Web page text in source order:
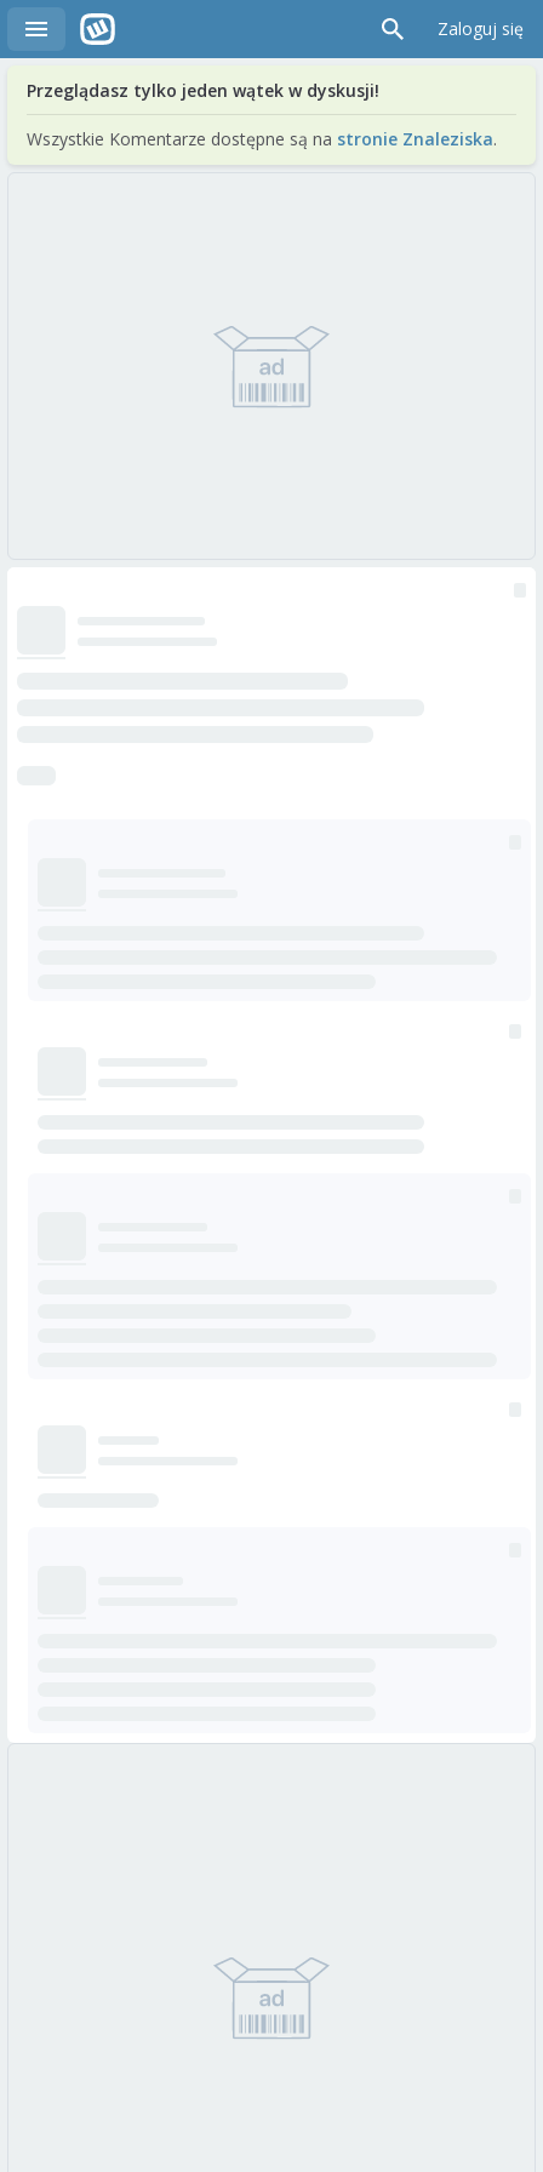
Zaloguj się
Przeglądasz tylko jeden wątek w dyskusji!
Wszystkie Komentarze dostępne są na stronie Znaleziska.